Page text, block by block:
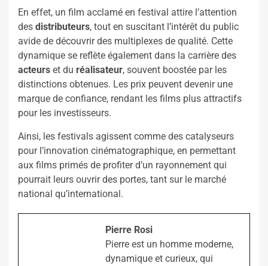
En effet, un film acclamé en festival attire l’attention
des distributeurs, tout en suscitant l’intérêt du public
avide de découvrir des multiplexes de qualité. Cette
dynamique se reflète également dans la carrière des
acteurs et du réalisateur, souvent boostée par les
distinctions obtenues. Les prix peuvent devenir une
marque de confiance, rendant les films plus attractifs
pour les investisseurs.
Ainsi, les festivals agissent comme des catalyseurs
pour l’innovation cinématographique, en permettant
aux films primés de profiter d’un rayonnement qui
pourrait leurs ouvrir des portes, tant sur le marché
national qu’international.
Pierre Rosi
Pierre est un homme moderne,
dynamique et curieux, qui